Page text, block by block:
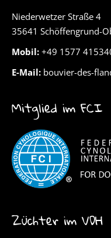
Niederwetzer Straße 4
35641 Schöffengrund-
Mobil: +49 1577
E-Mail: bouvier-des-
Mitglied im FCI
Züchter im VDH